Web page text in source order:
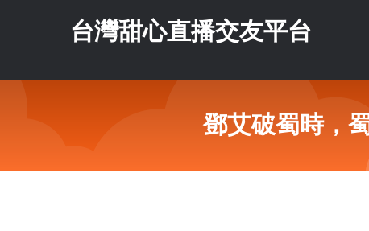
台灣甜心直播交友平台
鄧艾破蜀時，